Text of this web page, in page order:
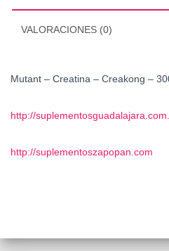
VALORACIONES (0)
Mutant – Creatina – Creakong –
http://
http://suplementoszapopan.com